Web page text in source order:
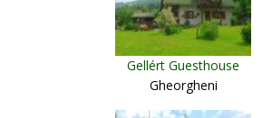
Gellért Guesthouse
Gheorgheni